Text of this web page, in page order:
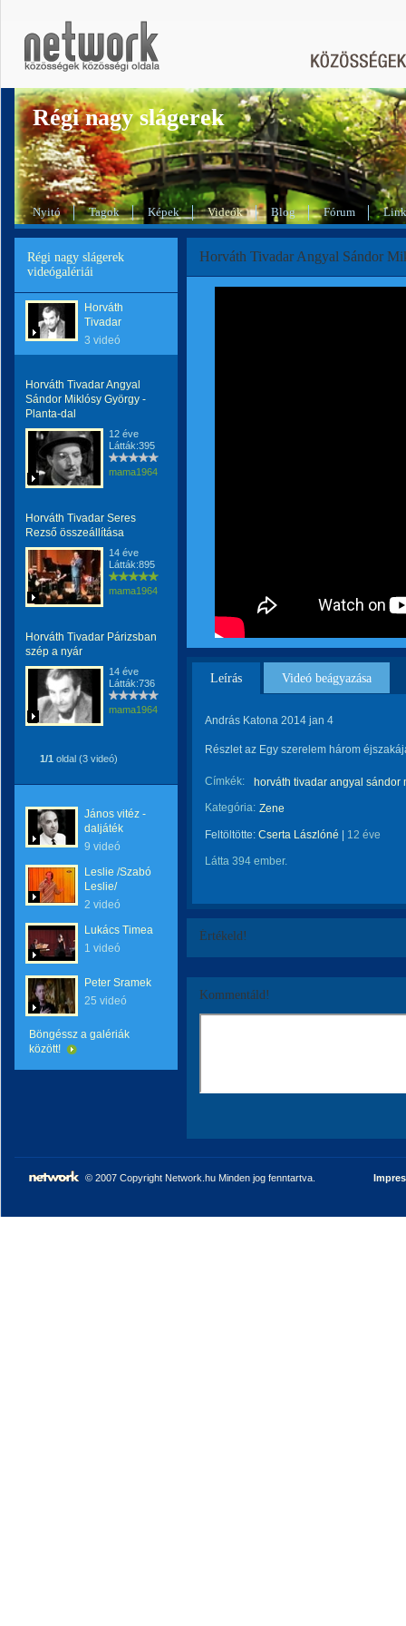
Régi nagy slágerek
Nyitó Tagok Képek Videók Blog Fórum
Régi nagy slágerek
videógalériái
Horváth
Tivadar
3 videó
Horváth Tivadar Angyal
Sándor Miklósy György -
Planta-dal
12 éve
Látták:395
mama1964
Horváth Tivadar Seres
Rezső összeállítása
14 éve
Látták:895
mama1964
Horváth Tivadar Párizsban
szép a nyár
14 éve
Látták:736
mama1964
1/1 oldal (3 videó)
János vitéz -
daljáték
9 videó
Leslie /Szabó
Leslie/
2 videó
Lukács Timea
1 videó
Peter Sramek
25 videó
Böngéssz a galériák
között!
Horváth Tivadar Angyal Sándor
Leírás Videó beágyazása
András Katona 2014 jan 4
Részlet az Egy szerelem három
Címkék:
horváth tivadar angyal sándor
Kategória: Zene
Feltöltötte: Cserta Lászlóné 12 éve
Látta 394 ember.
Értékeld!
Kommentáld!
© 2007 Copyright Network.hu Minden jog fenntartva.